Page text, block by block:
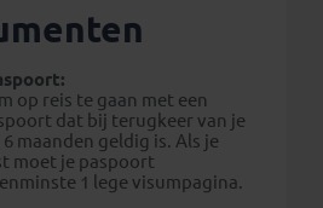
op reis te gaan met een
dat bij terugkeer van je
maanden geldig is. Als je
moet je paspoort
1 lege visumpagina.